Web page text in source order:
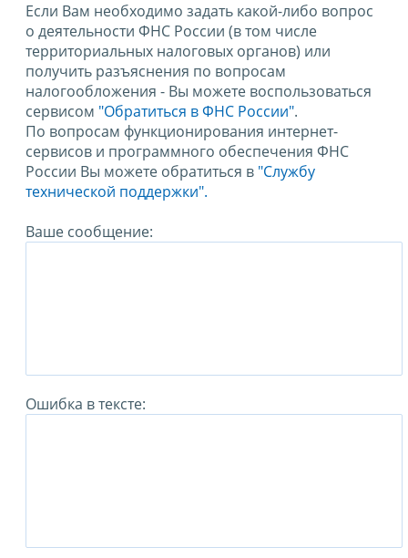
Если Вам необходимо задать какой-либо вопрос
о деятельности ФНС России (в том числе
территориальных налоговых органов) или
получить разъяснения по вопросам
налогообложения - Вы можете воспользоваться
сервисом "Обратиться в ФНС России".
По вопросам функционирования интернет-
сервисов и программного обеспечения ФНС
России Вы можете обратиться в "Службу
технической поддержки".
Ваше сообщение:
Ошибка в тексте: